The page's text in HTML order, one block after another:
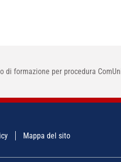
di formazione per procedura
Mappa del sito